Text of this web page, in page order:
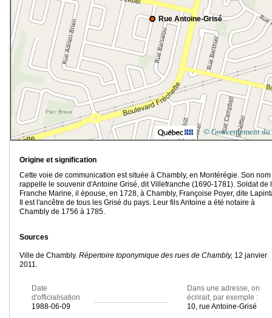
Rue Antoine-Grisé
© Gouvernement du
Origine et signification
Cette voie de communication est située à Chambly, en Montérégie. Son nom
rappelle le souvenir d'Antoine Grisé, dit Villefranche (1690-1781). Soldat de
Franche Marine, il épouse, en 1728, à Chambly, Françoise Poyer, dite
Il est l'ancêtre de tous les Grisé du pays. Leur fils Antoine a été notaire à
Chambly de 1756 à 1785.
Sources
Ville de Chambly. Répertoire toponymique des rues de Chambly, 12 janvier
2011.
Date
d'officialisation
1988-06-09
Dans une adresse, on
écrirait, par exemple :
10, rue Antoine-Grisé